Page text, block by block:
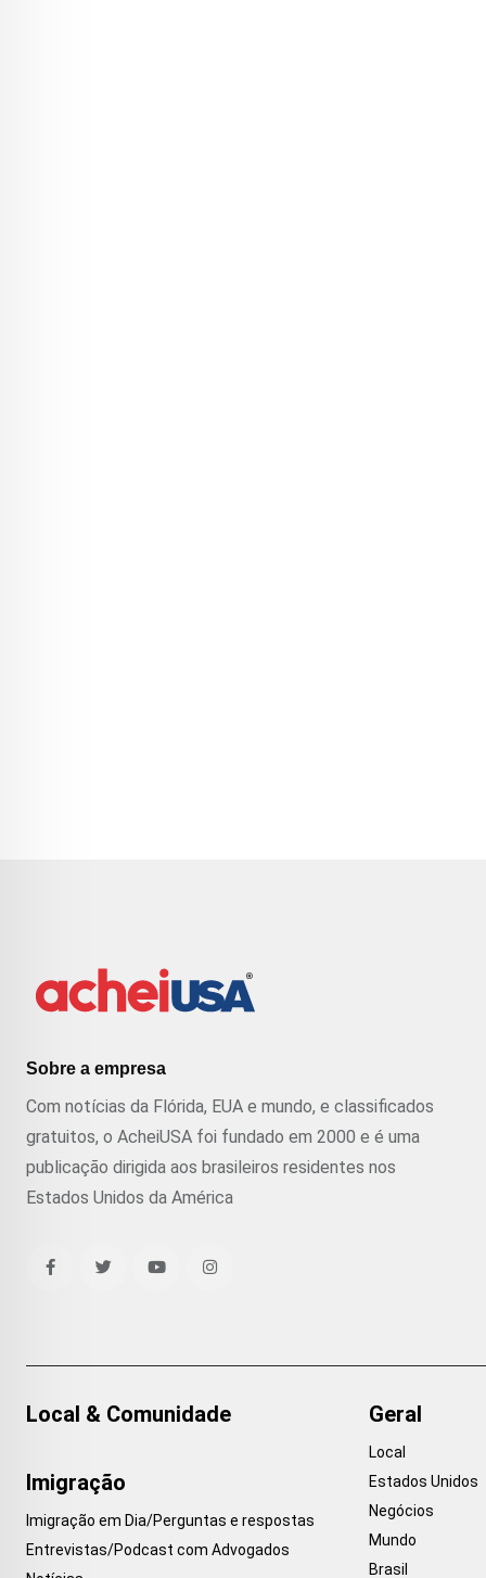
Sobre a empresa
Com notícias da Flórida, EUA e mundo, e classificados
gratuitos, o AcheiUSA foi fundado em 2000 e é uma
publicação dirigida aos brasileiros residentes nos
Estados Unidos da América
Local & Comunidade
Imigração
Imigração em Dia/Perguntas e respostas
Entrevistas/Podcast com Advogados
Geral
Local
Estados Unidos
Negócios
Mundo
Brasil